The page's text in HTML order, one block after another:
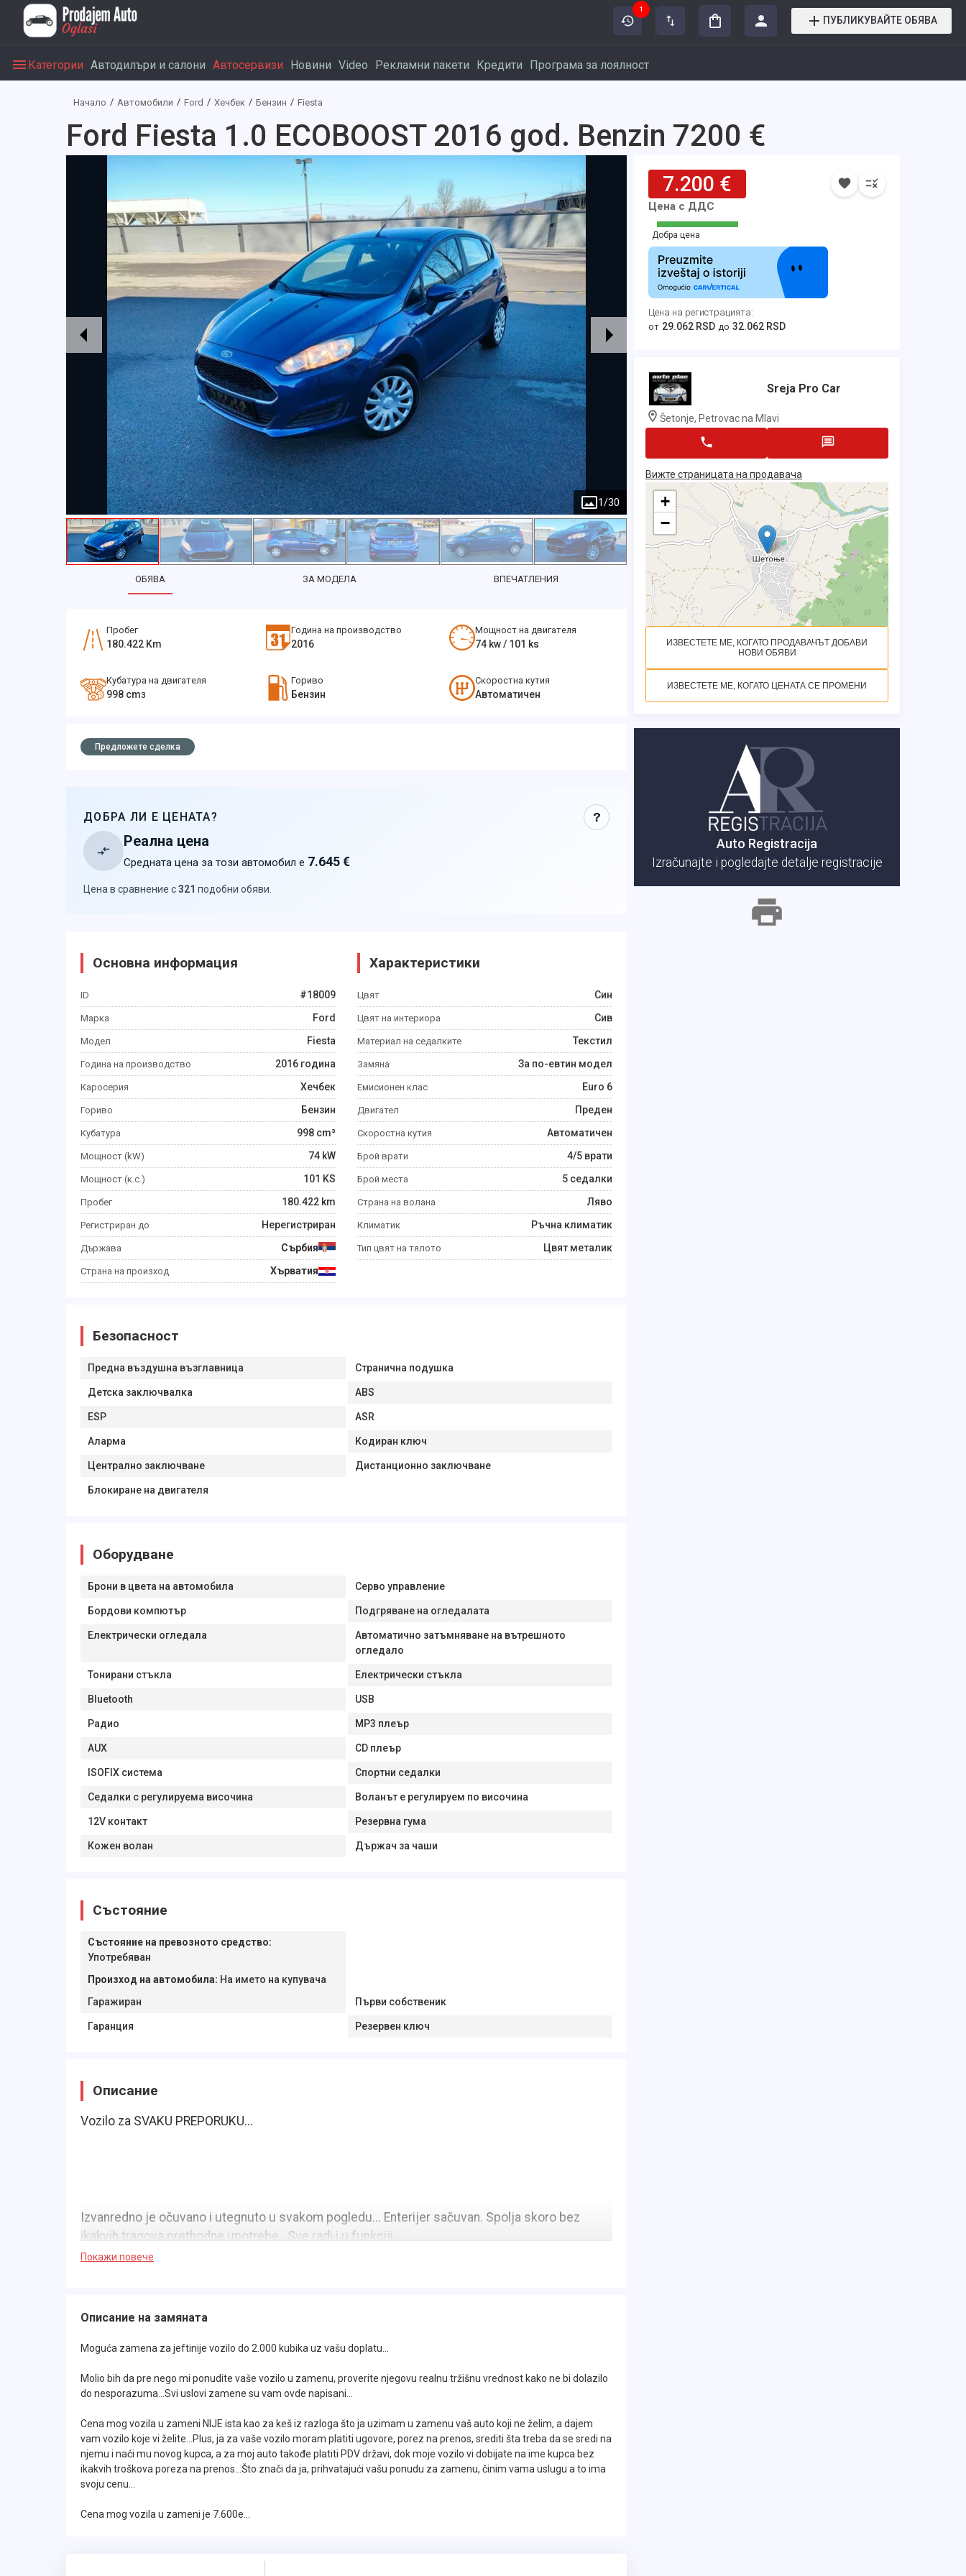
1
ПУБЛИКУВАЙТЕ ОБЯВА
Категории Автодилъри и салони Автосервизи Новини Video Рекламни пакети Кредити Програма за лоялност
Начало Автомобили Ford Хечбек Бензин Fiesta
Ford Fiesta 1.0 ECOBOOST 2016 god. Benzin 7200 €
1/30
ОБЯВА ЗА МОДЕЛА ВПЕЧАТЛЕНИЯ
Пробег
180.422 Km
Година на производство
2016
Мощност на двигателя
74 kw / 101 ks
Кубатура на двигателя
998 cm3
Гориво
Бензин
Скоростна кутия
Автоматичен
Предложете сделка
ДОБРА ЛИ Е ЦЕНАТА? ?
Реална цена
Средната цена за този автомобил е 7.645 €
Цена в сравнение с321 подобни обяви
Основна информация
ID #18009
Марка Ford
Модел Fiesta
Година на производство 2016 година
Каросерия Хечбек
Гориво Бензин
Кубатура 998 cm³
Мощност (kW) 74 kW
Мощност (к.с.) 101 KS
Пробег 180.422 km
Регистриран до Нерегистриран
Държава Сърбия
Страна на произход Хърватия
Характеристики
Цвят Син
Цвят на интериора Сив
Материал на седалките Текстил
Замяна За по-евтин модел
Емисионен клас Euro 6
Двигател Преден
Скоростна кутия Автоматичен
Брой врати 4/5 врати
Брой места 5 седалки
Страна на волана Ляво
Климатик Ръчна климатик
Тип цвят на тялото Цвят металик
Безопасност
Предна въздушна възглавница Странична подушка
Детска заключвалка ABS
ESP ASR
Аларма Кодиран ключ
Централно заключване Дистанционно заключване
Блокиране на двигателя
Оборудване
Брони в цвета на автомобила Серво управление
Бордови компютър Подгряване на огледалата
Електрически огледала
Автоматично затъмняване на вътрешното
огледало
Тонирани стъкла Електрически стъкла
Bluetooth USB
Радио MP3 плеър
AUX CD плеър
ISOFIX система Спортни седалки
Седалки с регулируема височина Воланът е регулируем по височина
12V контакт Резервна гума
Кожен волан Държач за чаши
Състояние
Състояние на превозното средство:
Употребяван
Произход на автомобила: На името на купувача
Гаражиран
Първи собственик
Гаранция Резервен ключ
Описание
Vozilo za SVAKU PREPORUKU...
Izvanredno je očuvano i utegnuto u svakom pogledu... Enterijer sačuvan. Spolja skoro bez
ikakvih tragova prethodne upotrebe.. Sve radi i u funkciji...
Kupljen NOV i prvi put registrovan 25.05.2016.god. što je i datum u svim orginalnim papirima,
kao i po uverenju AMSS-a..
nalazite..
Покажи повече
Описание на замяната
Moguća zamena za jeftinije vozilo do 2.000 kubika uz vašu doplatu...
Molio bih da pre nego mi ponudite vaše vozilo u zamenu, proverite njegovu realnu tržišnu vrednost kako ne bi dolazilo
do nesporazuma...Svi uslovi zamene su vam ovde napisani...
Cena mog vozila u zameni NIJE ista kao za keš iz razloga što ja uzimam u zamenu vaš auto koji ne želim, a dajem
vam vozilo koje vi želite...Plus, ja za vaše vozilo moram platiti ugovore, porez na prenos, srediti šta treba da se sredi na
njemu i naći mu novog kupca, a za moj auto takođe platiti PDV državi, dok moje vozilo vi dobijate na ime kupca bez
ikakvih troškova poreza na prenos...Što znači da ja, prihvatajući vašu ponudu za zamenu, činim vama uslugu a to ima
svoju cenu...
Cena mog vozila u zameni je 7.600e...
7.200 €
Цена с ДДС
Добра цена
Цена на регистрацията:
от 29.062 RSD до 32.062 RSD
Sreja Pro Car
Šetonje, Petrovac na Mlavi
Вижте страницата на продавача
+
−
ИЗВЕСТЕТЕ МЕ, КОГАТО ПРОДАВАЧЪТ ДОБАВИ
НОВИ ОБЯВИ
ИЗВЕСТЕТЕ МЕ, КОГАТО ЦЕНАТА СЕ ПРОМЕНИ
Auto Registracija
Izračunajte i pogledajte detalje registracije